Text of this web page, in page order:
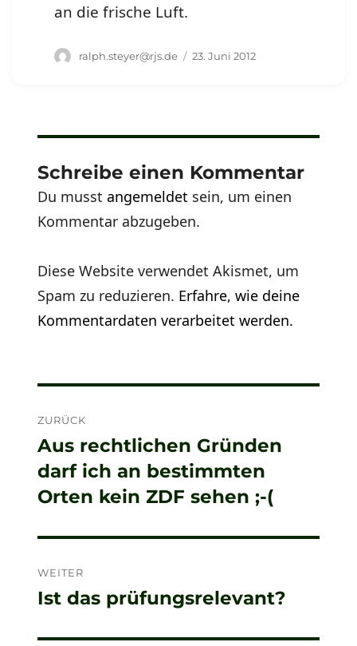
an die frische Luft.
Autor
ralph.steyer@rjs.de
Veröffentlicht
23. Juni 2012
Schreibe einen Kommentar
Du musstangemeldet sein, um einen
Kommentar abzugeben.
Diese Website verwendet Akismet, um
Spam zu reduzieren. Erfahre, wie deine
Kommentardaten verarbeitet werden.
ZURÜCK
Vorheriger
Beitrag:
Aus rechtlichen Gründen
darf ich an bestimmten
Orten kein ZDF sehen ;-(
WEITER
Nächster
Ist das prüfungsrelevant?